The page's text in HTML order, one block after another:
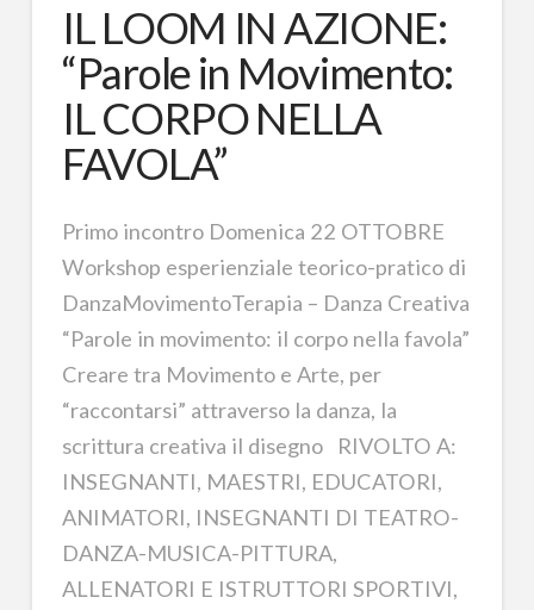
IL LOOM IN AZIONE:
“Parole in Movimento:
IL CORPO NELLA
FAVOLA”
Primo incontro Domenica 22 OTTOBRE
Workshop esperienziale teorico-pratico di
DanzaMovimentoTerapia – Danza Creativa
“Parole in movimento: il corpo nella favola”
Creare tra Movimento e Arte, per
“raccontarsi” attraverso la danza, la
scrittura creativa il disegno RIVOLTO A:
INSEGNANTI, MAESTRI, EDUCATORI,
ANIMATORI, INSEGNANTI DI TEATRO-
DANZA-MUSICA-PITTURA,
ALLENATORI E ISTRUTTORI SPORTIVI,